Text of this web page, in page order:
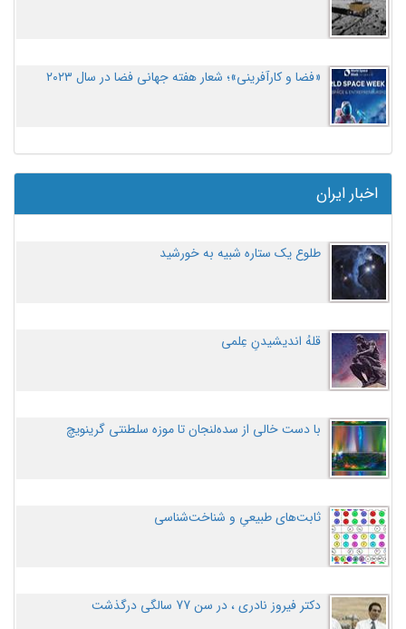
«فضا و کارآفرینی»؛ شعار هفته جهانی فضا در سال ۲۰۲۳
اخبار ایران
طلوع یک ستاره شبیه به خورشید
قلهُ اندیشیدنِ عِلمی
با دست خالی از سده‌لنجان تا موزه سلطنتی گرینویچ
ثابت‌های طبیعیِ و شناخت‌شناسی
دکتر فیروز نادری ، در سن 77 سالگی درگذشت